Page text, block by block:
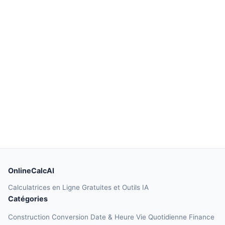
OnlineCalcAI
Calculatrices en Ligne Gratuites et Outils IA
Catégories
Construction Conversion Date & Heure Vie Quotidienne Finance